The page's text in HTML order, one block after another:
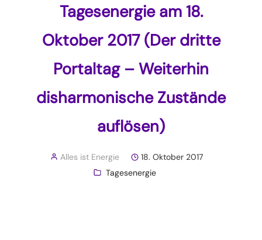
Tagesenergie am 18.
Oktober 2017 (Der dritte
Portaltag – Weiterhin
disharmonische Zustände
auflösen)
Alles ist Energie
18. Oktober 2017
Tagesenergie